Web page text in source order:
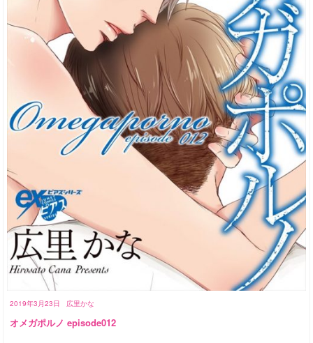
2019年3月23日 広里かな
オメガポルノ episode012